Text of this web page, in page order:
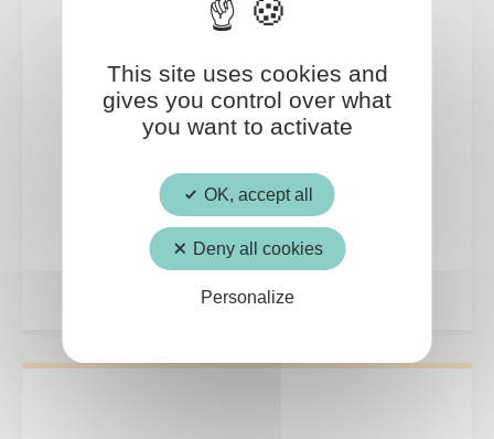
Famille
02
OCT.
Family Training
This site uses cookies and
gives you control over what
you want to activate
OK, accept all
Deny all cookies
Personalize